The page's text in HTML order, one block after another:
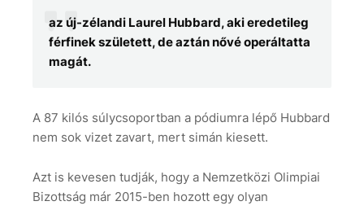
az új-zélandi Laurel Hubbard, aki eredetileg
férfinek született, de aztán nővé operáltatta
magát.
A 87 kilós súlycsoportban a pódiumra lépő Hubbard
nem sok vizet zavart, mert simán kiesett.
Azt is kevesen tudják, hogy a Nemzetközi Olimpiai
Bizottság már 2015-ben hozott egy olyan